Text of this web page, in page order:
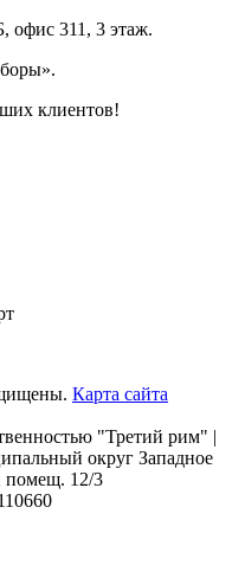
офис 311, 3 этаж.
клиентов!
Карта сайта
"Третий рим" |
округ Западное
помещ. 12/3